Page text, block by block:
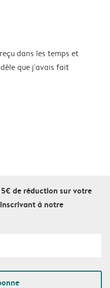
dans les temps et
que j'avais fait
de réduction sur votre
à notre